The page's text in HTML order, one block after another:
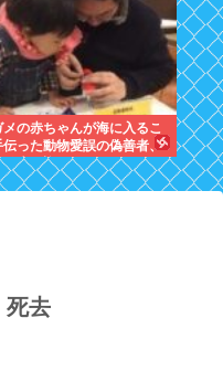
メの赤ちゃんが海に入るこ
伝った動物愛誤の偽善者、
結末を迎える
死去